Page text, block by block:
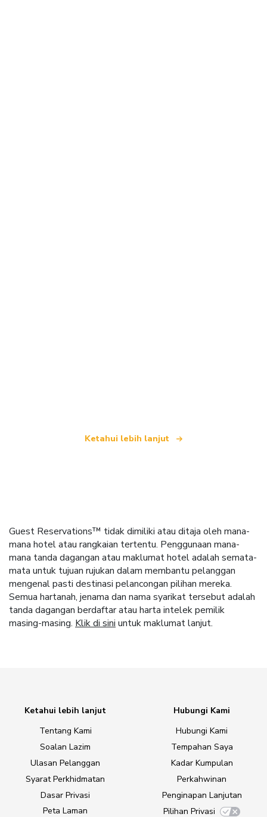
Ketahui lebih lanjut
Guest Reservations™ tidak dimiliki atau ditaja oleh mana-
mana hotel atau rangkaian tertentu. Penggunaan mana-
mana tanda dagangan atau maklumat hotel adalah semata-
mata untuk tujuan rujukan dalam membantu pelanggan
mengenal pasti destinasi pelancongan pilihan mereka.
Semua hartanah, jenama dan nama syarikat tersebut adalah
tanda dagangan berdaftar atau harta intelek pemilik
masing-masing. Klik di sini untuk maklumat lanjut.
Ketahui lebih lanjut
Tentang Kami
Soalan Lazim
Ulasan Pelanggan
Syarat Perkhidmatan
Dasar Privasi
Peta Laman
Hubungi Kami
Hubungi Kami
Tempahan Saya
Kadar Kumpulan
Perkahwinan
Penginapan Lanjutan
Pilihan Privasi